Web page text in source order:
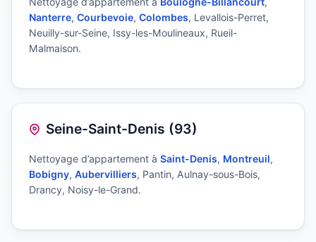
Nanterre, Courbevoie, Colombes, Levallois-Perret,
Neuilly-sur-Seine, Issy-les-Moulineaux, Rueil-
Malmaison.
Seine-Saint-Denis (93)
Nettoyage d’appartement à Saint-Denis, Montreuil,
Bobigny, Aubervilliers, Pantin, Aulnay-sous-Bois,
Drancy, Noisy-le-Grand.